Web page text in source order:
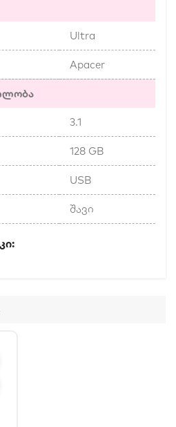
Ultra
Apacer
3.1
128 GB
USB
შავი
Ლინკი: